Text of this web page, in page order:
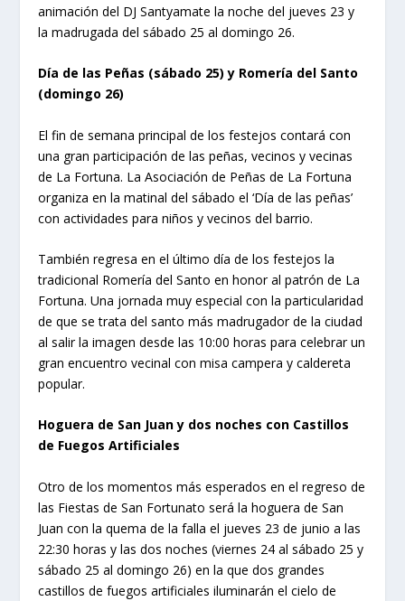
animación del DJ Santyamate la noche del jueves 23 y
la madrugada del sábado 25 al domingo 26.
Día de las Peñas (sábado 25) y Romería del Santo
(domingo 26)
El fin de semana principal de los festejos contará con
una gran participación de las peñas, vecinos y vecinas
de La Fortuna. La Asociación de Peñas de La Fortuna
organiza en la matinal del sábado el ‘Día de las peñas’
con actividades para niños y vecinos del barrio.
También regresa en el último día de los festejos la
tradicional Romería del Santo en honor al patrón de La
Fortuna. Una jornada muy especial con la particularidad
de que se trata del santo más madrugador de la ciudad
al salir la imagen desde las 10:00 horas para celebrar un
gran encuentro vecinal con misa campera y caldereta
popular.
Hoguera de San Juan y dos noches con Castillos
de Fuegos Artificiales
Otro de los momentos más esperados en el regreso de
las Fiestas de San Fortunato será la hoguera de San
Juan con la quema de la falla el jueves 23 de junio a las
22:30 horas y las dos noches (viernes 24 al sábado 25 y
sábado 25 al domingo 26) en la que dos grandes
castillos de fuegos artificiales iluminarán el cielo de